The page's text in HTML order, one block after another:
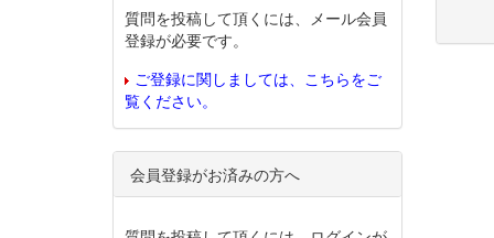
質問を投稿して頂くには、メール会員
登録が必要です。
ご登録に関しましては、こちらをご
覧ください。
会員登録がお済みの方へ